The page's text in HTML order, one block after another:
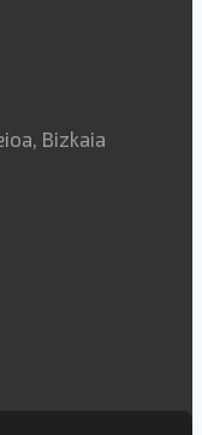
Bizkaia